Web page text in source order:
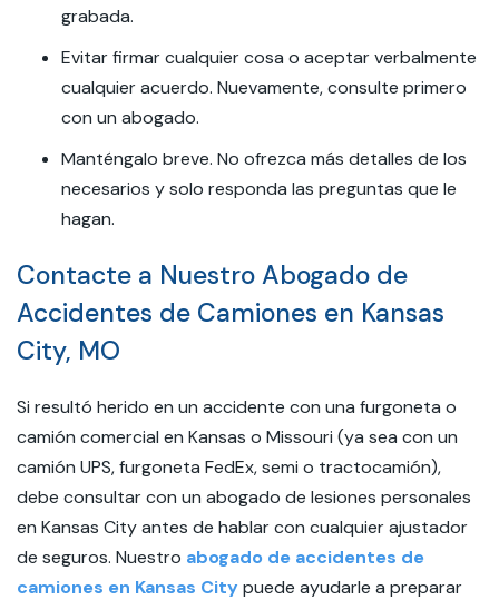
grabada.
Evitar firmar cualquier cosa o aceptar verbalmente
cualquier acuerdo. Nuevamente, consulte primero
con un abogado.
Manténgalo breve. No ofrezca más detalles de los
necesarios y solo responda las preguntas que le
hagan.
Contacte a Nuestro Abogado de
Accidentes de Camiones en Kansas
City, MO
Si resultó herido en un accidente con una furgoneta o
camión comercial en Kansas o Missouri (ya sea con un
camión UPS, furgoneta FedEx, semi o tractocamión),
debe consultar con un abogado de lesiones personales
en Kansas City antes de hablar con cualquier ajustador
de seguros. Nuestro abogado de accidentes de
camiones en Kansas Citypuede ayudarle a preparar